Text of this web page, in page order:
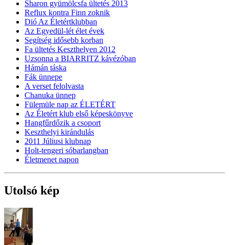
Sharon gyümölcsfa ültetés 2013
Reflux kontra Finn zoknik
Dió Az Életértklubban
Az Egyedül-lét élet évek
Segítség idősebb korban
Fa ültetés Keszthelyen 2012
Uzsonna a BIARRITZ kávézóban
Hámán táska
Fák ünnepe
A verset felolvasta
Chanuka ünnep
Fülemüle nap az ÉLETÉRT
Az Életért klub első képeskönyve
Hangfűrdőzik a csoport
Keszthelyi kirándulás
2011 Júliusi klubnap
Holt-tengeri sóbarlangban
Életmenet napon
Utolsó kép